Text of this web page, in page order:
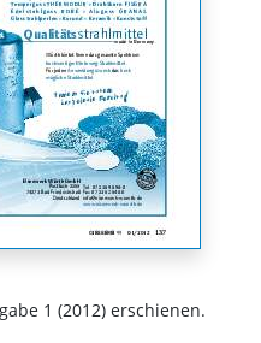
1 (2012) erschienen.